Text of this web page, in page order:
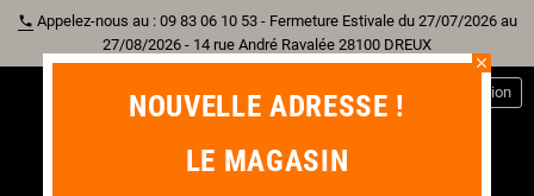
phone Appelez-nous au : 09 83 06 10 53 - Fermeture Estivale du 27/07/2026 au
27/08/2026 - 14 rue André Ravalée 28100 DREUX
Connexion
close
NOUVELLE ADRESSE !
LE MAGASIN